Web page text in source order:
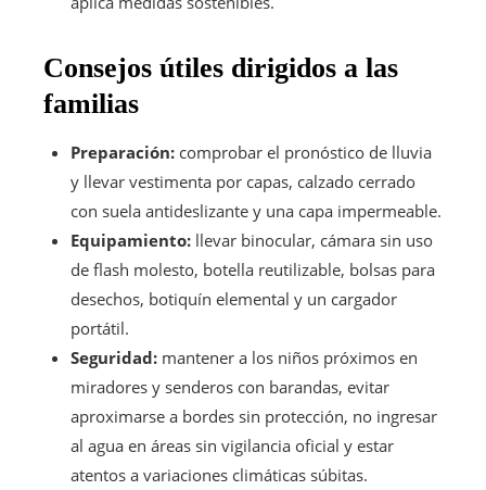
Consejos útiles dirigidos a las
familias
Preparación: comprobar el pronóstico de lluvia
y llevar vestimenta por capas, calzado cerrado
con suela antideslizante y una capa impermeable.
Equipamiento: llevar binocular, cámara sin uso
de flash molesto, botella reutilizable, bolsas para
desechos, botiquín elemental y un cargador
portátil.
Seguridad: mantener a los niños próximos en
miradores y senderos con barandas, evitar
aproximarse a bordes sin protección, no ingresar
al agua en áreas sin vigilancia oficial y estar
atentos a variaciones climáticas súbitas.